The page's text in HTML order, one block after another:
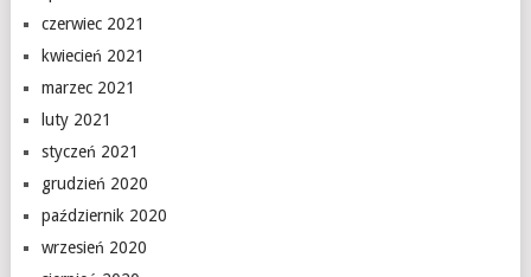
czerwiec 2021
kwiecień 2021
marzec 2021
luty 2021
styczeń 2021
grudzień 2020
październik 2020
wrzesień 2020